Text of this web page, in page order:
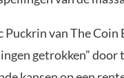
Puckrin van The
getrokken”